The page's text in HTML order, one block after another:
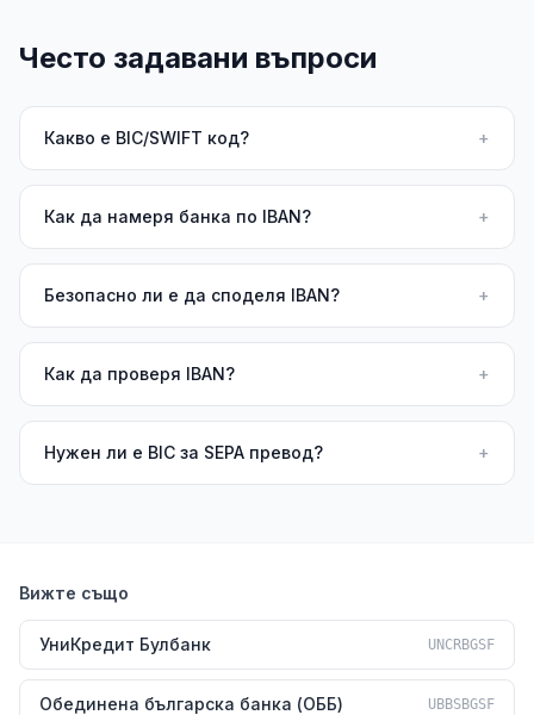
Често задавани въпроси
Какво е BIC/SWIFT код? +
Как да намеря банка по IBAN? +
Безопасно ли е да споделя IBAN? +
Как да проверя IBAN? +
Нужен ли е BIC за SEPA превод? +
Вижте също
УниКредит Булбанк UNCRBGSF
Обединена българска банка (ОББ) UBBSBGSF